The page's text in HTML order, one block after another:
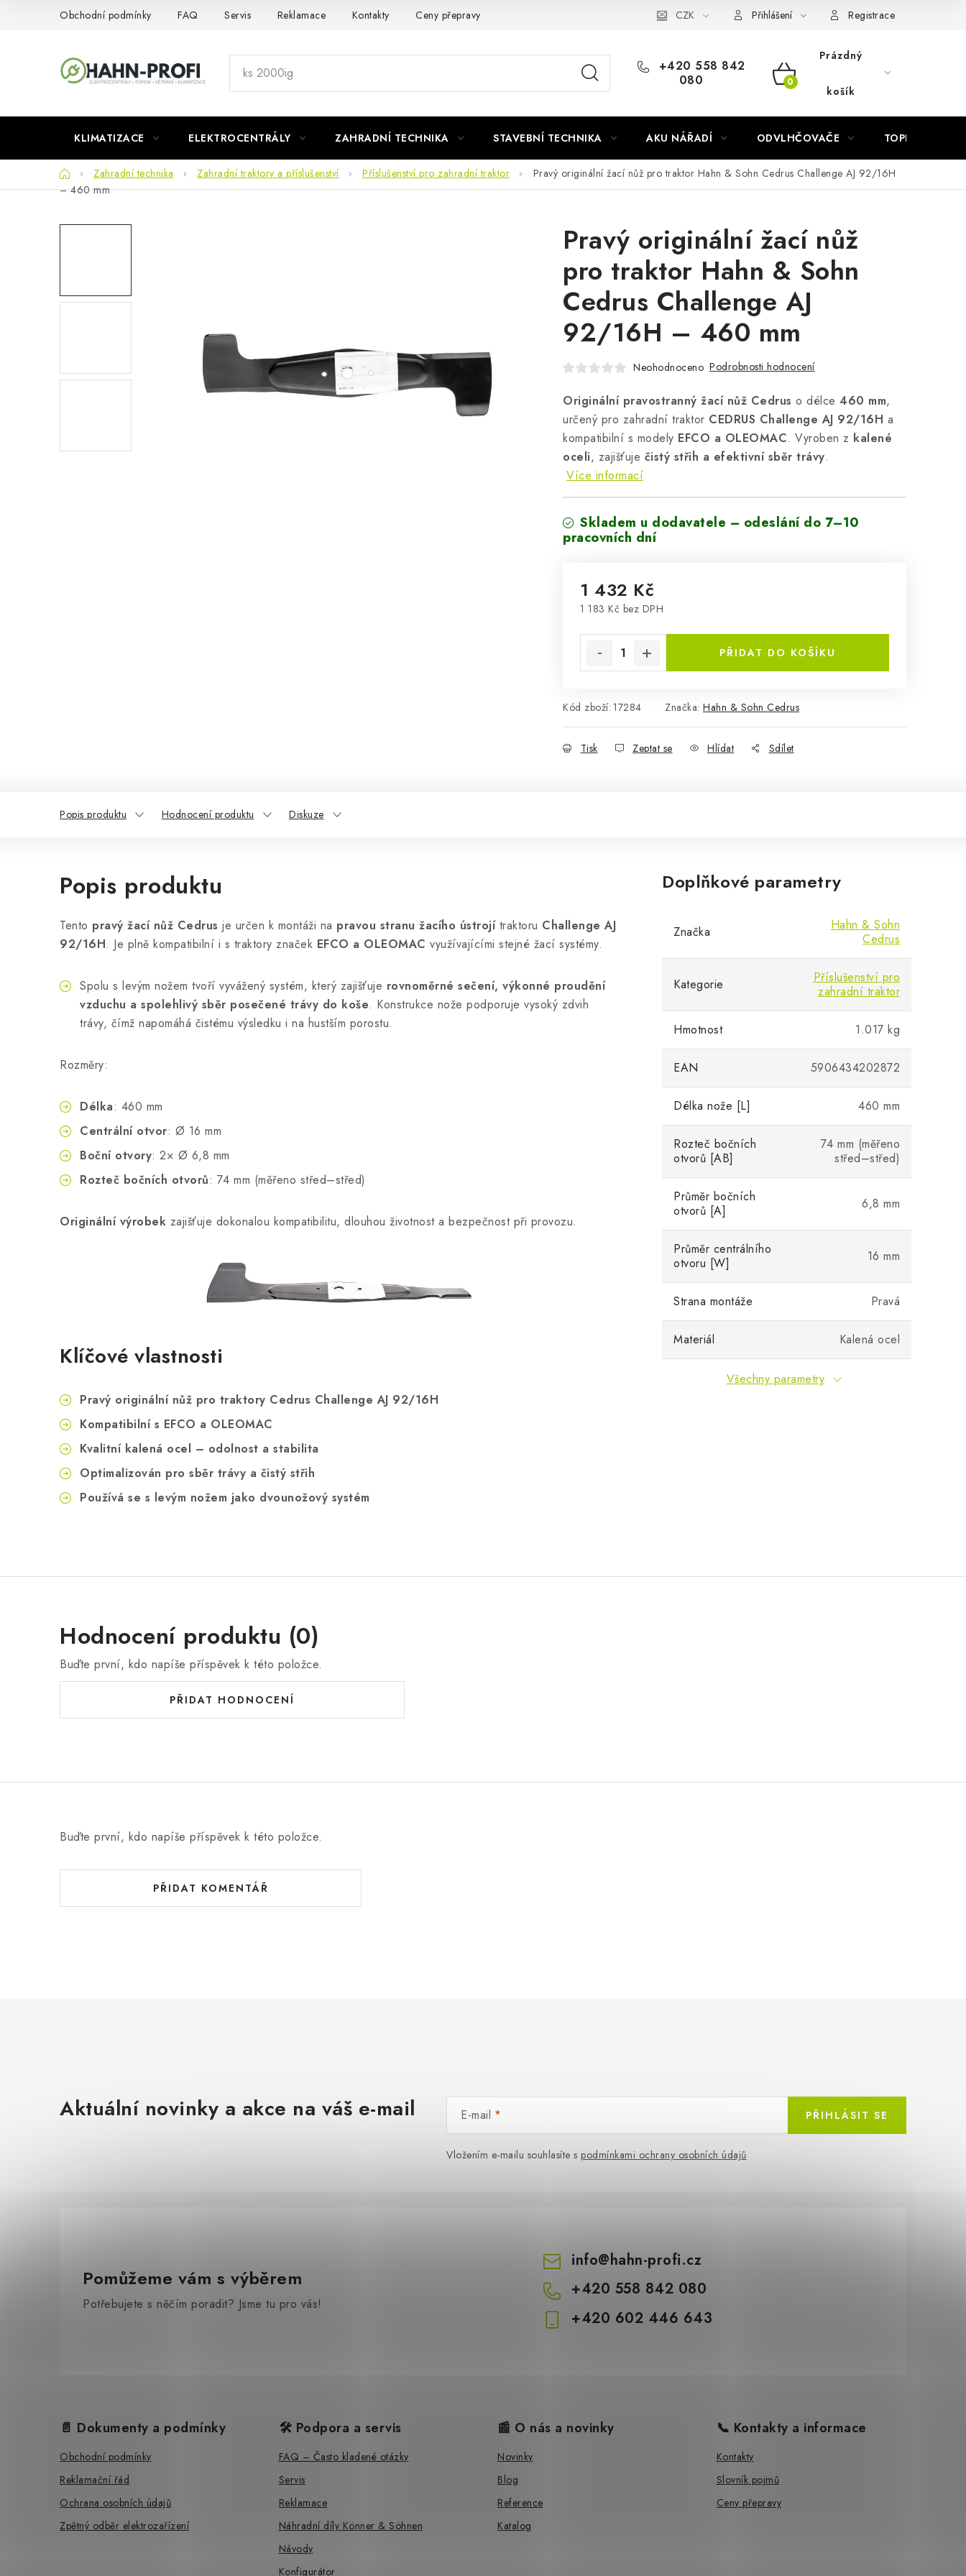
Obchodní podmínky FAQ Servis Reklamace Kontakty Ceny přepravy Náhradní díly Könner & Söhnen Reklamační řád
CZK Přihlášení Registrace
+420 558 842
080
NÁKUPNÍ
Prázdný
košík
KLIMATIZACE ELEKTROCENTRÁLY ZAHRADNÍ TECHNIKA STAVEBNÍ TECHNIKA AKU NÁŘADÍ ODVLHČOVAČE TOPIDLA
DomůZahradní technika Zahradní traktory a příslušenství Příslušenství pro zahradní traktor
Pravý originální žací nůž pro traktor Hahn & Sohn Cedrus Challenge AJ 92/16H
– 460 mm
Pravý originální žací nůž
pro traktor Hahn & Sohn
Cedrus Challenge AJ
92/16H – 460 mm
Neohodnoceno Podrobnosti hodnocení
Originální pravostranný žací nůž Cedrus o délce 460 mm,
určený pro zahradní traktor CEDRUS Challenge AJ 92/16H a
kompatibilní s modely EFCO a OLEOMAC. Vyroben z kalené
oceli, zajišťuje čistý střih a efektivní sběr trávy.
Více informací
Skladem u dodavatele – odeslání do 7–10
pracovních dní
1 432 Kč
1 183 Kč bez DPH
PŘIDAT DO KOŠÍKU
Kód zboží: 17284 Značka: Hahn & Sohn Cedrus
Tisk Zeptat se Hlídat Sdílet
Popis produktu Hodnocení produktu Diskuze
Popis produktu
Tento pravý žací nůž Cedrus je určen k montáži na pravou stranu žacího ústrojítraktoru Challenge AJ
92/16H. Je plně kompatibilní i s traktory značek EFCO a OLEOMAC využívajícími stejné žací systémy.
Spolu s levým nožem tvoří vyvážený systém, který zajišťuje rovnoměrné sečení, výkonné proudění
vzduchu a spolehlivý sběr posečené trávy do koše. Konstrukce nože podporuje vysoký zdvih
trávy, čímž napomáhá čistému výsledku i na hustším porostu.
Rozměry:
Délka: 460 mm
Centrální otvor: Ø 16 mm
Boční otvory: 2× Ø 6,8 mm
Rozteč bočních otvorů: 74 mm (měřeno střed–střed)
Originální výrobek zajišťuje dokonalou kompatibilitu, dlouhou životnost a bezpečnost při provozu.
Klíčové vlastnosti
Pravý originální nůž pro traktory Cedrus Challenge AJ 92/16H
Kompatibilní s EFCO a OLEOMAC
Kvalitní kalená ocel – odolnost a stabilita
Optimalizován pro sběr trávy a čistý střih
Používá se s levým nožem jako dvounožový systém
Doplňkové parametry
Značka
Hahn & Sohn
Cedrus
Kategorie
Příslušenství pro
zahradní traktor
Hmotnost 1.017 kg
EAN 5906434202872
Délka nože [L] 460 mm
Rozteč bočních
otvorů [AB]
74 mm (měřeno
střed–střed)
Průměr bočních
otvorů [A]
6,8 mm
Průměr centrálního
otvoru [W]
16 mm
Strana montáže Pravá
Materiál Kalená ocel
Všechny parametry
Hodnocení produktu (0)
Buďte první, kdo napíše příspěvek k této položce.
PŘIDAT HODNOCENÍ
Buďte první, kdo napíše příspěvek k této položce.
PŘIDAT KOMENTÁŘ
Aktuální novinky a akce na váš e-mail E-mail
Vložením e-mailu souhlasíte s podmínkami ochrany osobních údajů
PŘIHLÁSIT SE
Pomůžeme vám s výběrem
Potřebujete s něčím poradit? Jsme tu pro vás!
info@hahn-profi.cz
+420 558 842 080
+420 602 446 643
📄 Dokumenty a podmínky
Obchodní podmínky
Reklamační řád
Ochrana osobních údajů
Zpětný odběr elektrozařízení
🛠️ Podpora a servis
FAQ – Často kladené otázky
Servis
Reklamace
Náhradní díly Könner & Söhnen
Návody
Konfigurátor
📰 O nás a novinky
Novinky
Blog
Reference
Katalog
📞 Kontakty a informace
Kontakty
Slovník pojmů
Ceny přepravy